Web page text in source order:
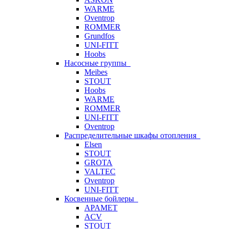
WARME
Oventrop
ROMMER
Grundfos
UNI-FITT
Hoobs
Насосные группы
Meibes
STOUT
Hoobs
WARME
ROMMER
UNI-FITT
Oventrop
Распределительные шкафы отопления
Elsen
STOUT
GROTA
VALTEC
Oventrop
UNI-FITT
Косвенные бойлеры
APAMET
ACV
STOUT